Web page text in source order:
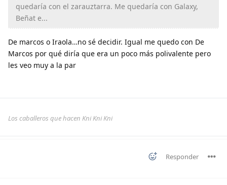
quedaría con el zarauztarra. Me quedaría con Galaxy,
Beñat e...
De marcos o Iraola…no sé decidir. Igual me quedo con De
Marcos por qué diría que era un poco más polivalente pero
les veo muy a la par
Los caballeros que hacen Kni Kni Kni
Responder